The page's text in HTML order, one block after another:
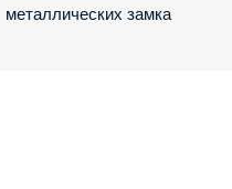
металлических замка